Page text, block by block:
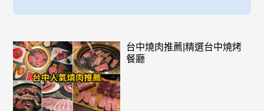
台中燒肉推薦|精選台中燒烤
餐廳